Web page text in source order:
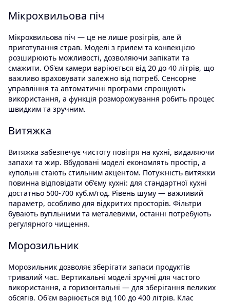
Мікрохвильова піч
Мікрохвильова піч — це не лише розігрів, але й
приготування страв. Моделі з грилем та конвекцією
розширюють можливості, дозволяючи запікати та
смажити. Об'єм камери варіюється від 20 до 40 літрів, що
важливо враховувати залежно від потреб. Сенсорне
управління та автоматичні програми спрощують
використання, а функція розморожування робить процес
швидким та зручним.
Витяжка
Витяжка забезпечує чистоту повітря на кухні, видаляючи
запахи та жир. Вбудовані моделі економлять простір, а
купольні стають стильним акцентом. Потужність витяжки
повинна відповідати об'єму кухні: для стандартної кухні
достатньо 500-700 куб.м/год. Рівень шуму — важливий
параметр, особливо для відкритих просторів. Фільтри
бувають вугільними та металевими, останні потребують
регулярного чищення.
Морозильник
Морозильник дозволяє зберігати запаси продуктів
тривалий час. Вертикальні моделі зручні для частого
використання, а горизонтальні — для зберігання великих
обсягів. Об'єм варіюється від 100 до 400 літрів. Клас